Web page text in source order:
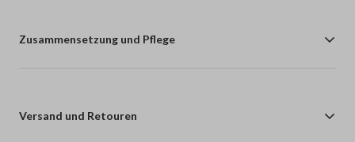
Zusammensetzung und Pflege
Versand und Retouren